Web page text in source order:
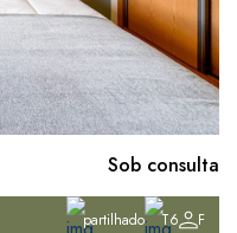
Sob consulta
partilhado T6 F